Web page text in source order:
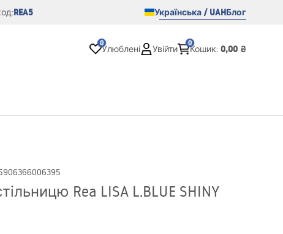
REA5 Українська / UAHБлог
0
Улюблені Увійти
0
Кошик: 0,00 ₴
Rea LISA L.BLUE SHINY